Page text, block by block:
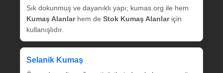
Sık dokunmuş ve dayanıklı yapı; kumas.org ile hem
Kumaş Alanlarhem de Stok Kumaş Alanlariçin
kullanışlıdır.
Selanik Kumaş